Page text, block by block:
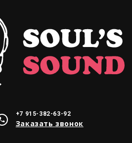
+7 915-382-63-92
Заказать звонок